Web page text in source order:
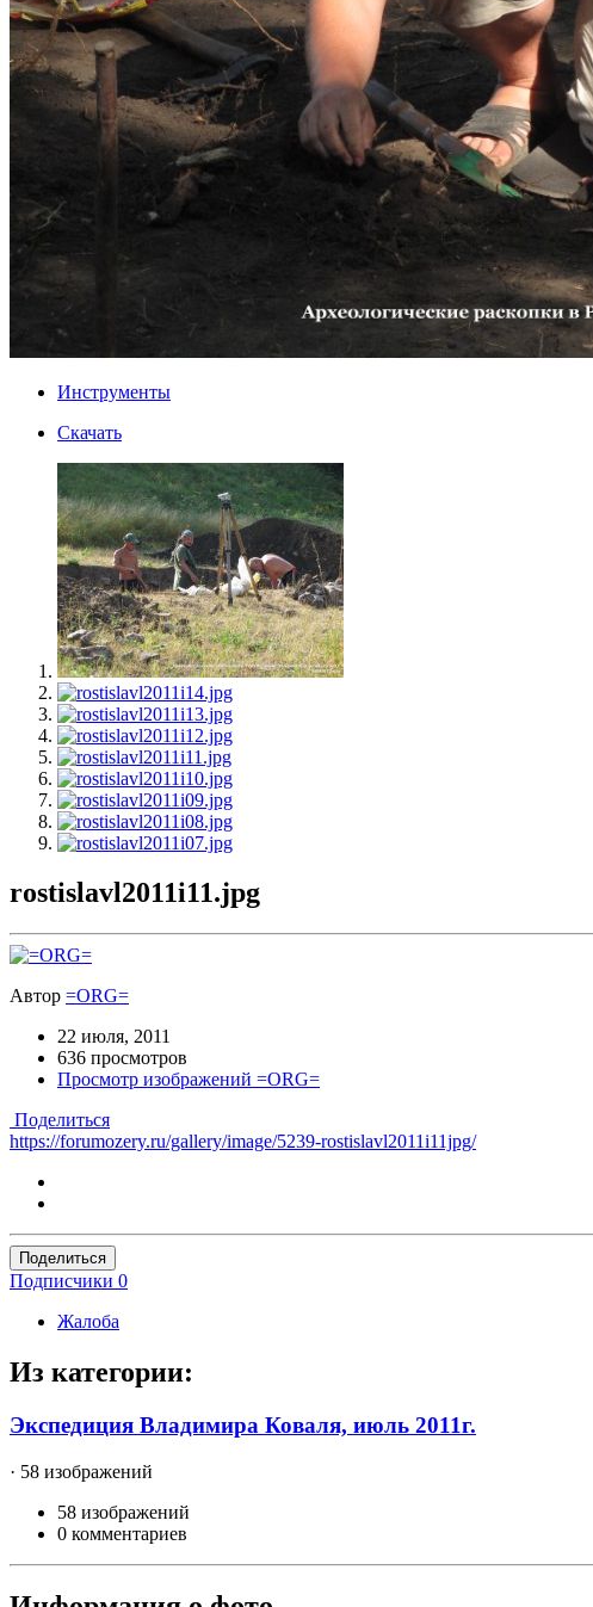
Инструменты
Скачать
rostislavl2011i11.jpg
Автор =ORG=
22 июля, 2011
636 просмотров
Просмотр изображений =ORG=
Поделиться
https://forumozery.ru/gallery/image/5239-rostislavl2011i11jpg/
Поделиться
Подписчики 0
Жалоба
Из категории:
Экспедиция Владимира Коваля, июль 2011г.
· 58 изображений
58 изображений
0 комментариев